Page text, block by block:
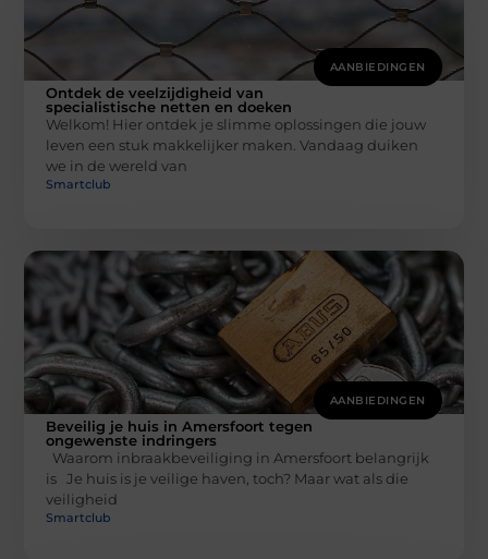
AANBIEDINGEN
Ontdek de veelzijdigheid van
specialistische netten en doeken
Welkom! Hier ontdek je slimme oplossingen die jouw
leven een stuk makkelijker maken. Vandaag duiken
we in de wereld van
Smartclub
AANBIEDINGEN
Beveilig je huis in Amersfoort tegen
ongewenste indringers
Waarom inbraakbeveiliging in Amersfoort belangrijk
is Je huis is je veilige haven, toch? Maar wat als die
veiligheid
Smartclub